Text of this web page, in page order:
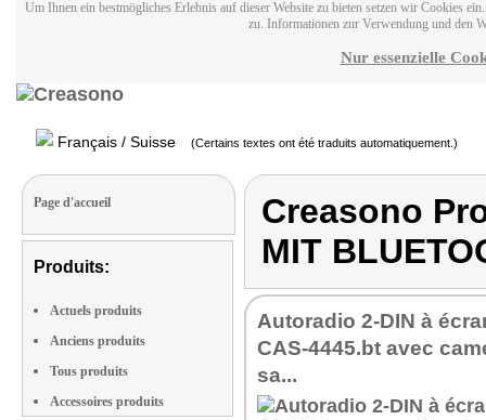
Um Ihnen ein bestmögliches Erlebnis auf dieser Website zu bieten setzen wir Cookies
zu. Informationen zur Verwendung und den
Nur essenzielle
Français / Suisse (Certains textes ont été traduits automatiquement.)
Page d'accueil
Produits:
Actuels produits
Anciens produits
Tous produits
Accessoires produits
Creasono
MIT
Autoradio 2-DIN à
CAS-4445.bt avec
sa...